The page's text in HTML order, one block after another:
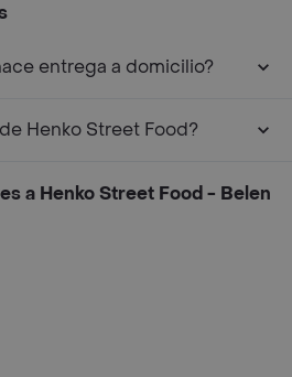
entrega a domicilio?
Henko Street Food?
a Henko Street Food - Belen